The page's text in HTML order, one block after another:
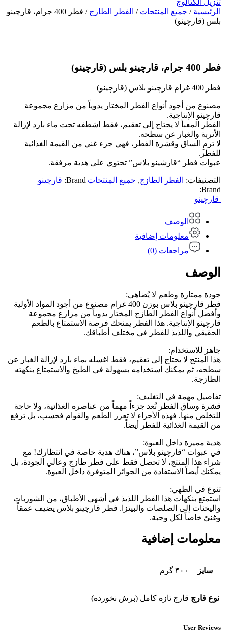
تنزيل الكتالوج
الرئيسية / جميع المنتجات / الفطر الطازج
/ فطر 400 جرام، قارچینو
بلس (قارچینو)
فطر 400 جرام، قارچینو بلس (قارچینو)
فطر 400 غرام قارچینو بلاس (قارچینو)
مصنوع من أجود أنواع الفطر المختار يدوياً من مزارع مجموعة
قارچینو الإنتاجية.
الفطر المعبأ لا يحتاج إلى تعقيم، فقط اشطفه تحت ماء بارد لإزالة
الأتربة والغبار عن سطحه.
لا ترمِ الساق وقشرة الفطر، فهي جزء غني من القيمة الغذائية
للفطر.
عبوات فطر “قارشينو بلاس” تحتوي على هدية مرفقة.
التصنيفات: الفطر الطازج, جميع المنتجات Brand: قارچینو
Brand:
قارچینو
الوصف
معلومات إضافية
مراجعات (0)
الوصف
جودة ممتازة وطعم لا يُضاهى:
فطر قارچینو بلاس بوزن 400 غرام مصنوع من أجود المواد الأولية
وأفضل أنواع الفطر الطازج المختار يدوياً من مزارع مجموعة
قارچینو الإنتاجية. هذا الفطر يمنحك فرصة الاستمتاع بالطعم
الحقيقي واللذيذ للفطر في مختلف أطباقك.
جاهز للاستخدام:
هذا المنتج لا يحتاج إلى تعقيم، فقط اغسله بماء بارد لإزالة الغبار عن
سطحه، ثم يمكنك استخدامه بسهولة في الطبخ والاستمتاع بنكهته
الطازجة.
تفاصيل مهمة في التغليف:
قشرة وساق الفطر تُعد جزءاً مهماً من عناصره الغذائية، ولا حاجة
للتخلص منها. فهذه الأجزاء لا تعزز الطعم والقوام فحسب، بل ترفع
من القيمة الغذائية للفطر أيضاً.
هدية مميزة داخل العبوة:
في عبوات “قارچینو بلاس”، هناك هدية خاصة في انتظارك! مع
شراء هذا المنتج، لا تحصل فقط على فطر طازج وعالي الجودة، بل
يمكنك أيضاً الاستفادة من الجوائز المتوفرة داخل العبوة.
تنوع في الطهي:
استمتع بنكهات هذا الفطر اللذيذ في أشهى الأطباق، من الشوربات
واليخنات إلى الصلصات والبيتزا. فطر قارچینو بلاس يضيف عمقاً
وغنىً خاصاً لكل وجبة.
معلومات إضافية
سایز ۴۰۰ گرم
نوع قارچ قارچ تازه کامل (برش نخورده)
User Reviews